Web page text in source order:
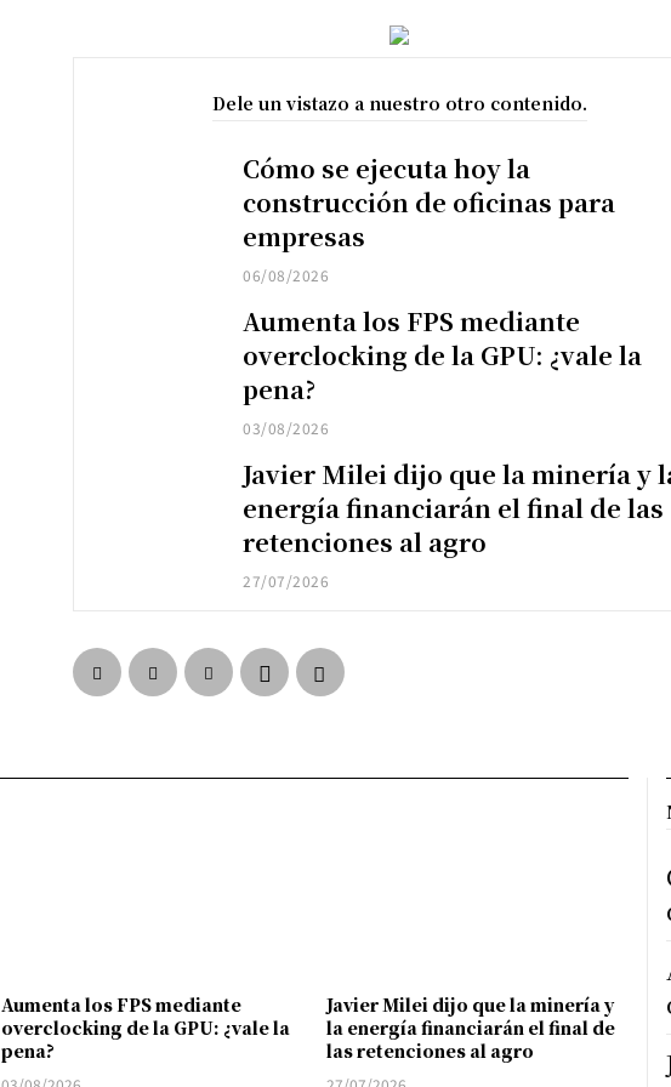
Dele un vistazo a nuestro otro contenido.
Cómo se ejecuta hoy la
construcción de oficinas para
empresas
06/08/2026
Aumenta los FPS mediante
overclocking de la GPU: ¿vale la
pena?
03/08/2026
Javier Milei dijo que la minería y
energía financiarán el final de las
retenciones al agro
27/07/2026
Aumenta los FPS mediante
overclocking de la GPU: ¿vale la
pena?
Javier Milei dijo que la minería y
la energía financiarán el final de
las retenciones al agro